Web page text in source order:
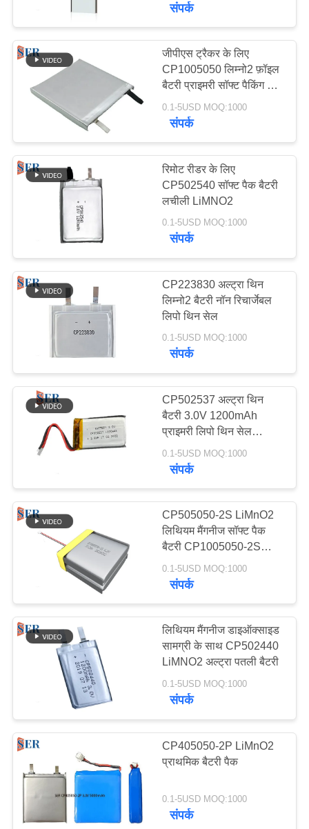
का
अनुरोध
साइटमैप
PRIVACY
POLICY
9वी लिथियम बैटरी
लिथियम आयन बैटरी
LifePO4 लिथियम बैटरी
12
इलेक्ट्रिक बाइक बैटरी
आरसी कार बैटरी
आरसी ड्रोन बैटरी
10
संपर्क
जीपीएस ट्रैकर के लिए
CP1005050 लिम्नो2 फ़ॉइल
बैटरी प्राइमरी सॉफ्ट पैकिंग 3v
6000mah
0.1-5USD MOQ:1000
संपर्क
रिमोट रीडर के लिए
CP502540 सॉफ्ट पैक बैटरी
लचीली LiMNO2
0.1-5USD MOQ:1000
संपर्क
CP223830 अल्ट्रा थिन
लिम्नो2 बैटरी नॉन रिचार्जेबल
लिपो थिन सेल
0.1-5USD MOQ:1000
संपर्क
CP502537 अल्ट्रा थिन
बैटरी 3.0V 1200mAh
प्राइमरी लिपो थिन सेल
लिथियम
0.1-5USD MOQ:1000
संपर्क
CP505050-2S LiMnO2
लिथियम मैंगनीज सॉफ्ट पैक
बैटरी CP1005050-2S
6.0V 6000mAh
0.1-5USD MOQ:1000
संपर्क
लिथियम मैंगनीज डाइऑक्साइड
सामग्री के साथ CP502440
LiMNO2 अल्ट्रा पतली बैटरी
0.1-5USD MOQ:1000
संपर्क
CP405050-2P LiMnO2
प्राथमिक बैटरी पैक
0.1-5USD MOQ:1000
संपर्क